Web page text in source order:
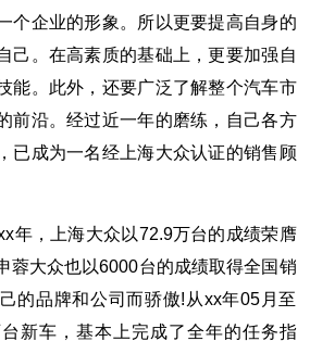
个企业的形象。所以更要提高自身的
己。在高素质的基础上，更要加强自
能。此外，还要广泛了解整个汽车市
前沿。经过近一年的磨练，自己各方
已成为一名经上海大众认证的销售顾
年，上海大众以72.9万台的成绩荣膺
蓉大众也以6000台的成绩取得全国销
的品牌和公司而骄傲!从xx年05月至
新车，基本上完成了全年的任务指